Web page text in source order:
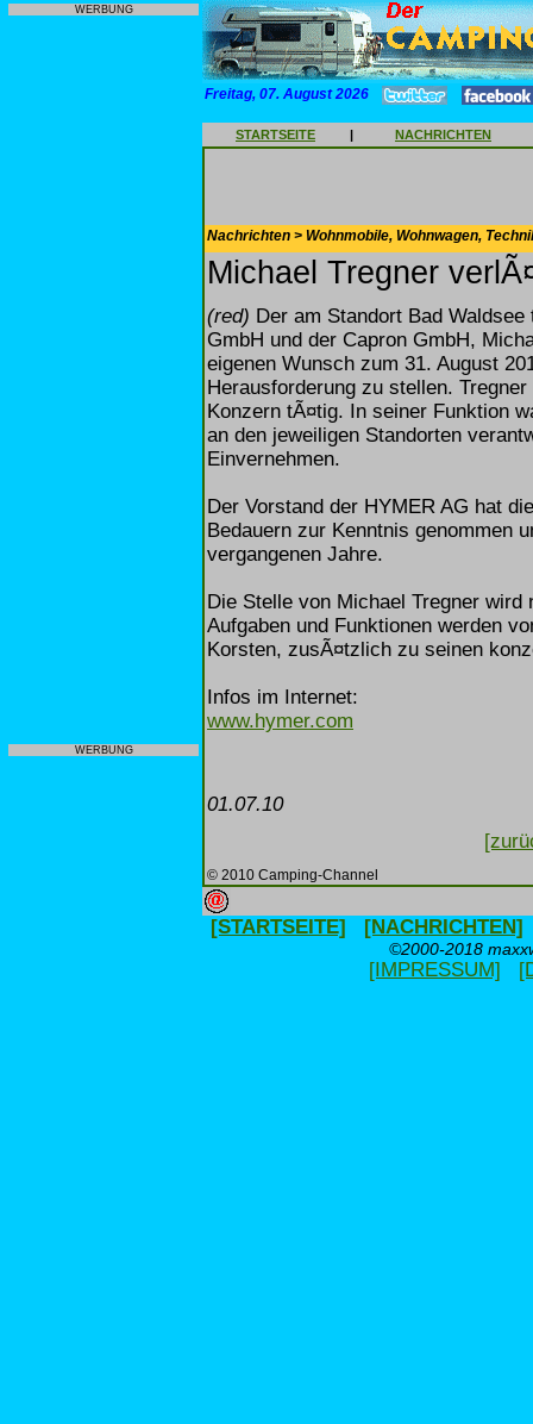
WERBUNG
WERBUNG
Freitag, 07. August 2026
STARTSEITE | NACHRICHTEN
Nachrichten > Wohnmobile, Wohnwagen,
Michael Tregner
(red) Der am Standort Bad
GmbH und der Capron GmbH,
eigenen Wunsch zum 31. August
Herausforderung zu stellen.
Konzern tÃ¤tig. In seiner Funktion
an den jeweiligen Standorten
Einvernehmen.
Der Vorstand der HYMER AG hat
Bedauern zur Kenntnis genommen
vergangenen Jahre.
Die Stelle von Michael Tregner
Aufgaben und Funktionen werden
Korsten, zusÃ¤tzlich zu seinen
Infos im Internet:
www.hymer.com
01.07.10
© 2010 Camping-Channel
[STARTSEITE] [NACHRICHTEN]
©2000-2018
[IMPRESSUM]